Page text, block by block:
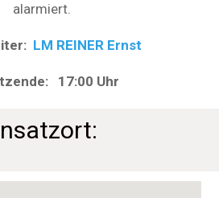
alarmiert.
LM REINER Ernst
17:00 Uhr